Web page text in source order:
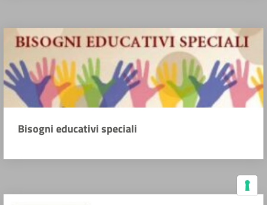
Bisogni educativi speciali
Le